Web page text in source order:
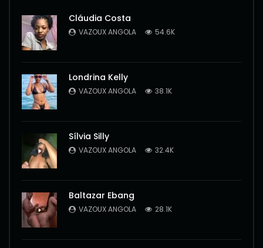
Cláudia Costa
VAZOUX ANGOLA 54.6K
Londrina Kelly
VAZOUX ANGOLA 38.1K
Sílvia Silly
VAZOUX ANGOLA 32.4K
Baltazar Ebang
VAZOUX ANGOLA 28.1K